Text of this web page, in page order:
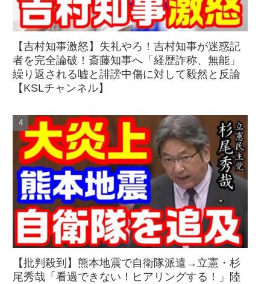
【吉村知事激怒】失礼やろ！吉村知事が迷惑記
者を完全論破！斎藤知事へ「経歴詐称、無能」
繰り返される嘘と誹謗中傷に対して毅然と反論
【KSLチャンネル】
【批判殺到】熊本地震で自衛隊派遣→立憲・杉
尾秀哉「看過できない！ヒアリングする！」陸